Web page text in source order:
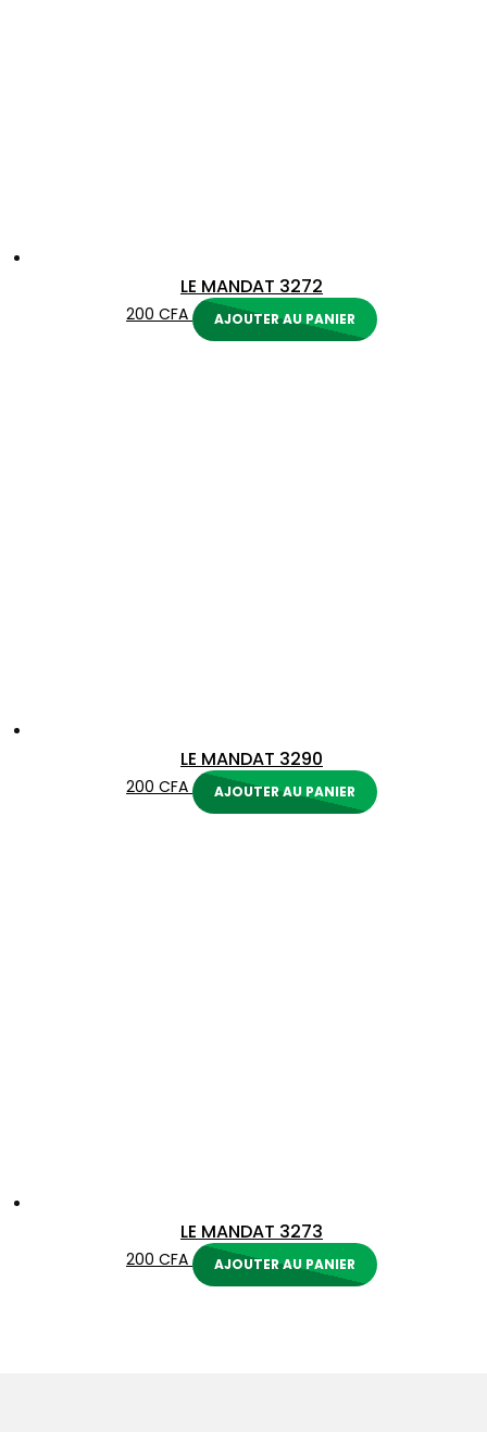
LE MANDAT 3272
200 CFA AJOUTER AU PANIER
LE MANDAT 3290
200 CFA AJOUTER AU PANIER
LE MANDAT 3273
200 CFA AJOUTER AU PANIER